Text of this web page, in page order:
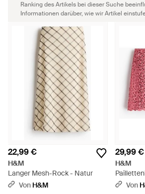
Ranking des Artikels bei dieser Suche
Informationen darüber, wie wir Artikel
22,99 €
H&M
Langer Mesh-Rock - Natur
Von H&M
29,99 €
H&M
im Von